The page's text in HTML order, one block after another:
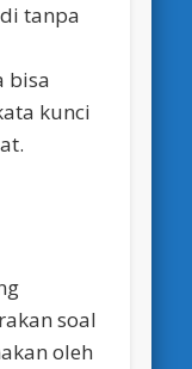
tanpa
bisa
kunci
soal
oleh